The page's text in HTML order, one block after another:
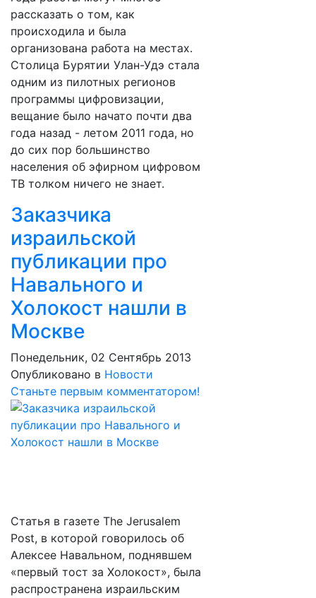
рассказать о том, как
происходила и была
организована работа на местах.
Столица Бурятии Улан-Удэ стала
одним из пилотных регионов
программы цифровизации,
вещание было начато почти два
года назад - летом 2011 года, но
до сих пор большинство
населения об эфирном цифровом
ТВ толком ничего не знает.
Заказчика
израильской
публикации про
Навального и
Холокост нашли в
Москве
Понедельник, 02 Сентябрь 2013
Опубликовано в Новости
Станьте первым комментатором!
Статья в газете The Jerusalem
Post, в которой говорилось об
Алексее Навальном, поднявшем
«первый тост за Холокост», была
распространена израильским